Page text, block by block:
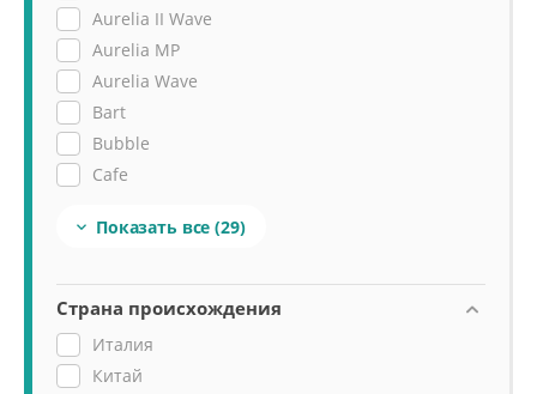
Aurelia II Wave
Aurelia MP
Aurelia Wave
Bart
Bubble
Cafe
Caravel
 Показать все (29)
Страна происхождения
Италия
Китай